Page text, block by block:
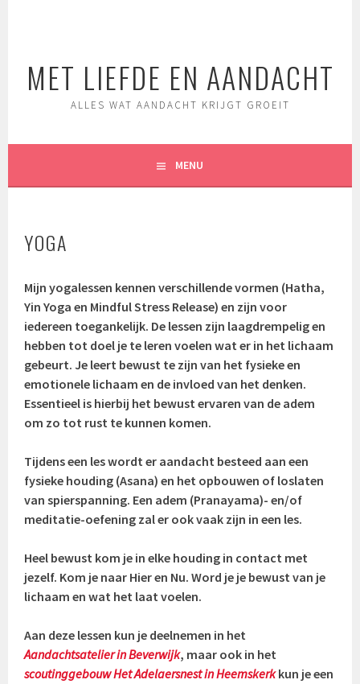
MET LIEFDE EN AANDACHT
ALLES WAT AANDACHT KRIJGT GROEIT
MENU
YOGA
Mijn yogalessen kennen verschillende vormen (Hatha,
Yin Yoga en Mindful Stress Release) en zijn voor
iedereen toegankelijk. De lessen zijn laagdrempelig en
hebben tot doel je te leren voelen wat er in het lichaam
gebeurt. Je leert bewust te zijn van het fysieke en
emotionele lichaam en de invloed van het denken.
Essentieel is hierbij het bewust ervaren van de adem
om zo tot rust te kunnen komen.
Tijdens een les wordt er aandacht besteed aan een
fysieke houding (Asana) en het opbouwen of loslaten
van spierspanning. Een adem (Pranayama)- en/of
meditatie-oefening zal er ook vaak zijn in een les.
Heel bewust kom je in elke houding in contact met
jezelf. Kom je naar Hier en Nu. Word je je bewust van je
lichaam en wat het laat voelen.
Aan deze lessen kun je deelnemen in het
Aandachtsatelier in Beverwijk, maar ook in het
scoutinggebouw Het Adelaersnest in Heemskerkkun je een